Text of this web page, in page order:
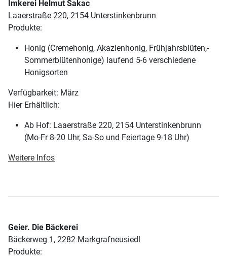
Imkerei Helmut Sakac
Laaerstraße 220, 2154 Unterstinkenbrunn
Produkte:
Honig (Cremehonig, Akazienhonig, Frühjahrsblüten,-
Sommerblütenhonige) laufend 5-6 verschiedene
Honigsorten
Verfügbarkeit: März
Hier Erhältlich:
Ab Hof: Laaerstraße 220, 2154 Unterstinkenbrunn
(Mo-Fr 8-20 Uhr, Sa-So und Feiertage 9-18 Uhr)
Weitere Infos
Geier. Die Bäckerei
Bäckerweg 1, 2282 Markgrafneusiedl
Produkte: